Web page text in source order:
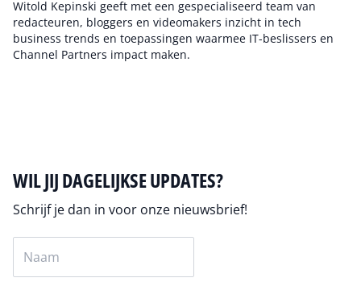
Witold Kepinski geeft met een gespecialiseerd team van
redacteuren, bloggers en videomakers inzicht in tech
business trends en toepassingen waarmee IT-beslissers en
Channel Partners impact maken.
WIL JIJ DAGELIJKSE UPDATES?
Schrijf je dan in voor onze nieuwsbrief!